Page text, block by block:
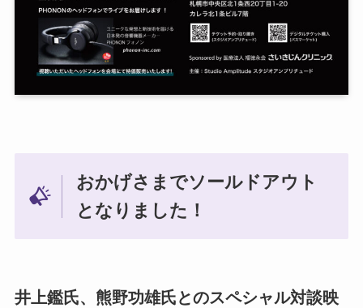
おかげさまでソールドアウト
となりました！
井上鑑氏、熊野功雄氏とのスペシャル対談映